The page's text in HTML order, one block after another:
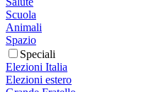
Scuola
Animali
Spazio
Speciali
Elezioni Italia
Elezioni estero